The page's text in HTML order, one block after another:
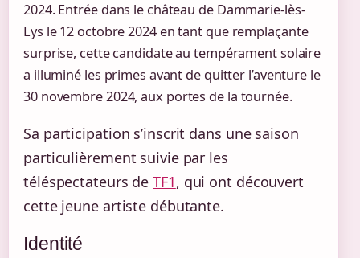
2024. Entrée dans le château de Dammarie-lès-
Lys le12 octobre 2024en tant que remplaçante
surprise, cette candidate au tempérament solaire
a illuminé les primes avant de quitter l’aventure le
30 novembre 2024, aux portes de la tournée.
Sa participation s’inscrit dans une saison
particulièrement suivie par les
téléspectateurs deTF1, qui ont découvert
cette jeune artiste débutante.
Identité